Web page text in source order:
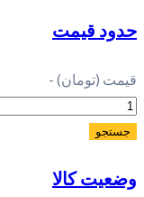
حدود قیمت
قیمت (تومان) -
وضعیت کالا